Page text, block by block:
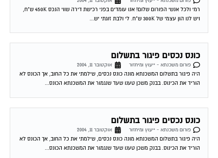
ויש לנו הון עצמי של 300K ש"ח. לי ולבת זוגתי יש...
כונס נכסים פיגור בתשלום
פורום משכנתא - ייעוץ ומיחזור
אוקטובר 11, 2004
היה פיגור בתשלום המשכנתא מונה כונס נכסים, שילמתי את כל החוב, אך הכונס לא
הוריד את הכינוס. בבנק משכן טענו שעד שנגמור את המשכנתא הכונס...
כונס נכסים פיגור בתשלום
פורום משכנתא - ייעוץ ומיחזור
אוקטובר 11, 2004
היה פיגור בתשלום המשכנתא מונה כונס נכסים, שילמתי את כל החוב, אך הכונס לא
הוריד את הכינוס. בבנק משכן טענו שעד שנגמור את המשכנתא הכונס...